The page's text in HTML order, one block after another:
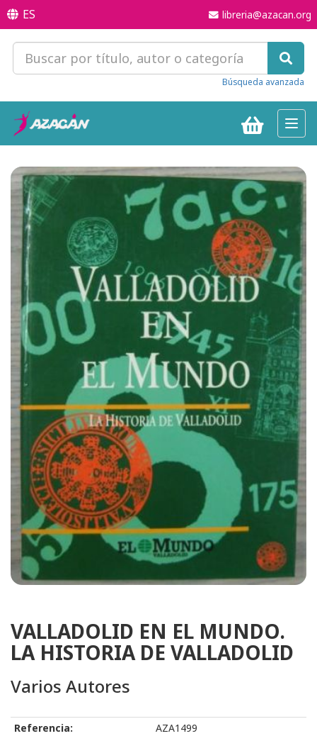
ES libreria@azacan.org
Búsqueda avanzada
VALLADOLID EN EL MUNDO.
LA HISTORIA DE VALLADOLID
Varios Autores
Referencia: AZA1499